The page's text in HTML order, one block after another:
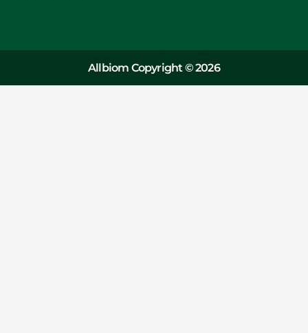
Allbiom Copyright © 2026